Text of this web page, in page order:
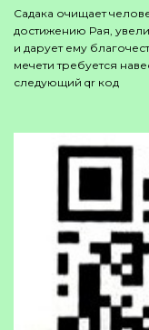
Садака очищает
достижению Рая,
и дарует ему
мечети требуется
следующий qr код